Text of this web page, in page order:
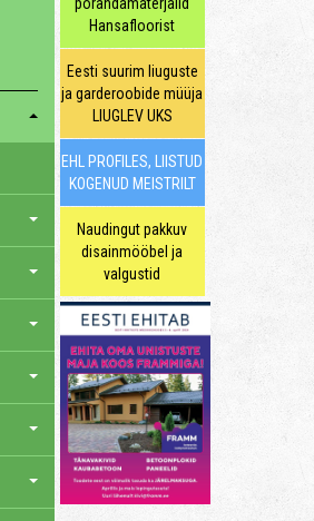
Hansafloorist
Eesti suurim liuguste
ja garderoobide müüja
LIUGLEV UKS
EHL PROFILES, LIISTUD
KOGENUD MEISTRILT
Naudingut pakkuv
disainmööbel ja
valgustid